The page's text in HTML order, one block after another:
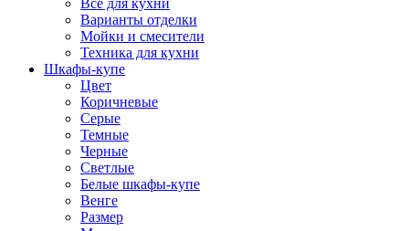
Все для кухни
Варианты отделки
Мойки и смесители
Техника для кухни
Шкафы-купе
Цвет
Коричневые
Серые
Темные
Черные
Светлые
Белые шкафы-купе
Венге
Размер